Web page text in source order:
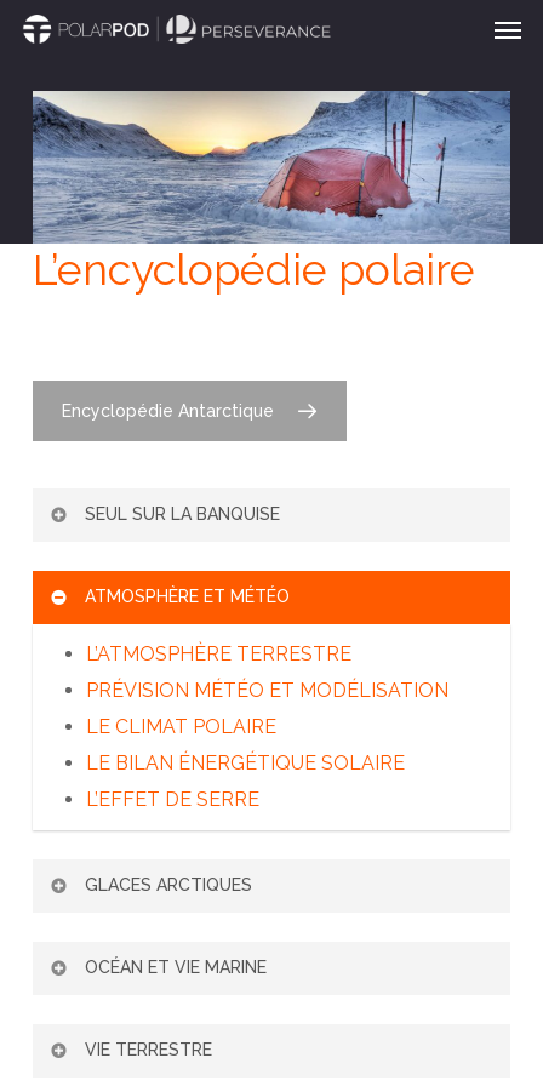
Passer
contenu
principal
L’encyclopédie polaire
Encyclopédie Antarctique
SEUL SUR LA BANQUISE
L’ADAPTATION DE L’HOMME AU FROID
TRANSMISSION – SÉCURITÉ – SECOURS
ATMOSPHÈRE ET MÉTÉO
L’ATMOSPHÈRE TERRESTRE
PRÉVISION MÉTÉO ET MODÉLISATION
LE CLIMAT POLAIRE
LE BILAN ÉNERGÉTIQUE SOLAIRE
L’EFFET DE SERRE
GLACES ARCTIQUES
LES SATELLITES OBSERVENT LA
ICEBERGS : GLACE D’EAU DOUCE
OCÉAN ET VIE MARINE
OCÉANIQUE
VIE TERRESTRE